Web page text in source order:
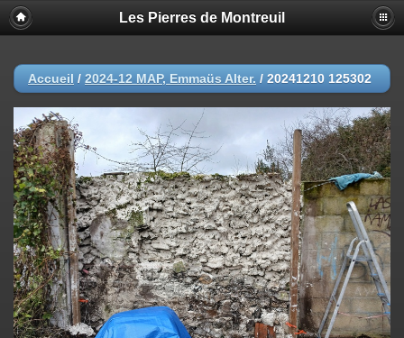
Les Pierres de Montreuil
Accueil / 2024-12 MAP, Emmaüs Alter. / 20241210 125302